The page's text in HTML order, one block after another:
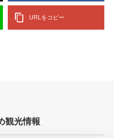
URLをコピー
観光情報